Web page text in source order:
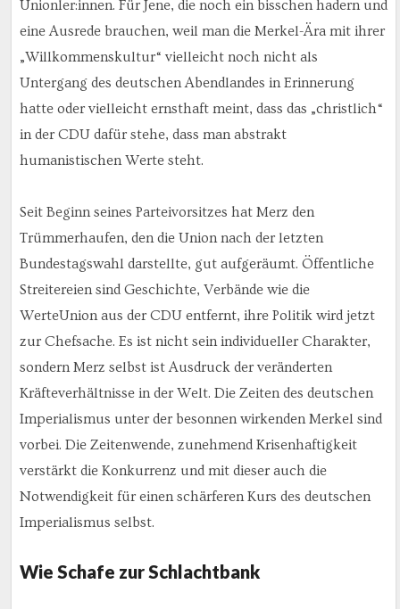
Unionler:innen. Für Jene, die noch ein bisschen hadern und
eine Ausrede brauchen, weil man die Merkel-Ära mit ihrer
„Willkommenskultur“ vielleicht noch nicht als
Untergang des deutschen Abendlandes in Erinnerung
hatte oder vielleicht ernsthaft meint, dass das „christlich“
in der CDU dafür stehe, dass man abstrakt
humanistischen Werte steht.
Seit Beginn seines Parteivorsitzes hat Merz den
Trümmerhaufen, den die Union nach der letzten
Bundestagswahl darstellte, gut aufgeräumt. Öffentliche
Streitereien sind Geschichte, Verbände wie die
WerteUnion aus der CDU entfernt, ihre Politik wird jetzt
zur Chefsache. Es ist nicht sein individueller Charakter,
sondern Merz selbst ist Ausdruck der veränderten
Kräfteverhältnisse in der Welt. Die Zeiten des deutschen
Imperialismus unter der besonnen wirkenden Merkel sind
vorbei. Die Zeitenwende, zunehmend Krisenhaftigkeit
verstärkt die Konkurrenz und mit dieser auch die
Notwendigkeit für einen schärferen Kurs des deutschen
Imperialismus selbst.
Wie Schafe zur Schlachtbank